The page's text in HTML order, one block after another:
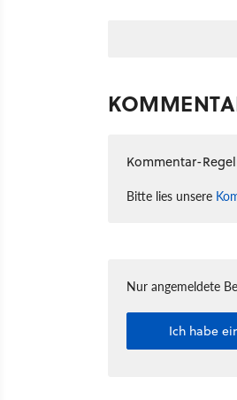
Kommentar-
Bitte lies unsere
Nur angemeldete
Ich habe